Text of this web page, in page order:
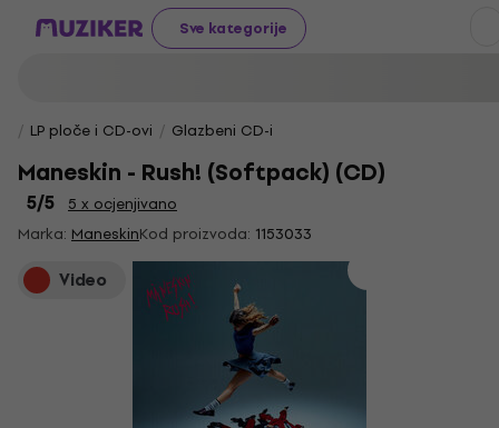
Sve kategorije
LP ploče i CD-ovi Glazbeni CD-i
Maneskin - Rush! (Softpack) (CD)
5/5
5 x ocjenjivano
Marka: ManeskinKod proizvoda: 1153033
Video